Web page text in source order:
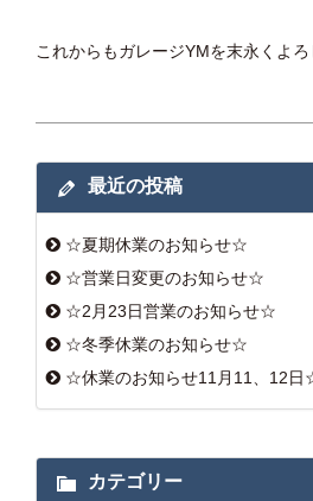
これからもガレージYMを末永くよろ
最近の投稿
☆夏期休業のお知らせ☆
☆営業日変更のお知らせ☆
☆2月23日営業のお知らせ☆
☆冬季休業のお知らせ☆
☆休業のお知らせ11月11、12
カテゴリー